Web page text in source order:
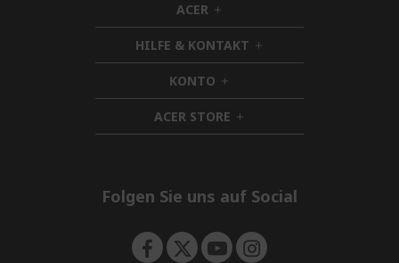
ACER h
i
d
d
e
n
HILFE & KONTAKT h
i
d
n
KONTO h
i
d
d
ACER STORE h
i
e
Folgen Sie uns auf Social